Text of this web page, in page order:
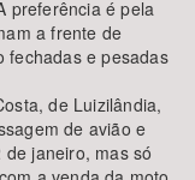
preferência é pela
a frente de
fechadas e pesadas
de Luizilândia,
de avião e
janeiro, mas só